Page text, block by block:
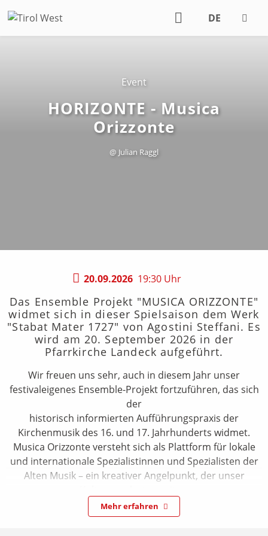
DE
Event
HORIZONTE - Musica
Orizzonte
@ Julian Raggl
20.09.2026 19:30 Uhr
Das Ensemble Projekt "MUSICA ORIZZONTE"
widmet sich in dieser Spielsaison dem Werk
"Stabat Mater 1727" von Agostini Steffani. Es
wird am 20. September 2026 in der
Pfarrkirche Landeck aufgeführt.
Wir freuen uns sehr, auch in diesem Jahr unser
festivaleigenes Ensemble-Projekt fortzuführen, das sich
der
historisch informierten Aufführungspraxis der
Kirchenmusik des 16. und 17. Jahrhunderts widmet.
Musica Orizzonte versteht sich als Plattform für lokale
und internationale Spezialistinnen und Spezialisten der
Alten Musik – ein kreativer Angelpunkt, der unser
und dem Publikum musikalische Zeitreisen auf
höchstem Niveau ermöglicht.
Mehr erfahren